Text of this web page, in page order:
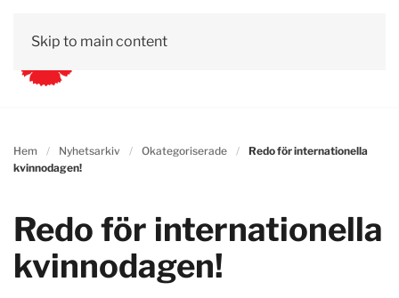
Skip to main content
Hem Nyhetsarkiv Okategoriserade
Redo för internationella
kvinnodagen!
Redo för internationella
kvinnodagen!